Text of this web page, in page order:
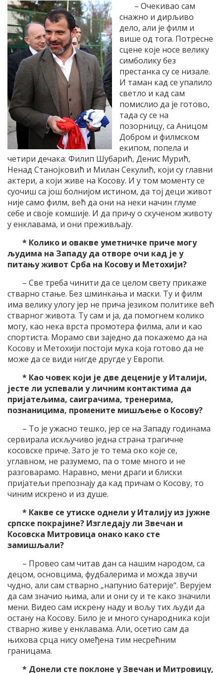
– Очекивао сам
снажно и дирљиво
дело, али је филм и
више од тога. Потресне
сцене које носе велику
симболику без
престанка су се низале.
И таман кад се упалило
светло и кад сам
помислио да је готово,
тада су се на
позорницу, са Аницом
Добром и филмском
екипом, попела и
четири дечака: Филип Шубарић, Денис Мурић,
Ненад Станојковић и Милан Секулић, који су главни
актери, а који живе на Косову. И у том моменту се
суочиш са још болнијом истином, да тој деци живот
није само филм, већ да они на неки начин глуме
себе и своје комшије. И да причу о скученом животу
у енклавама, и они преживљају.
* Колико и овакве уметничке приче могу
људима на Западу да отворе очи кад је у
питању живот Срба на Косову и Метохији?
– Све треба чинити да се целом свету прикаже
стварно стање. Без шминкања и маски. Ту и филм
има велику улогу јер не прича језиком политике већ
стварног живота. Ту сам и ја, да помогнем колико
могу, као нека врста промотера филма, али и као
спортиста. Морамо сви заједно да покажемо да на
Косову и Метохији постоји мука која готово да не
може да се види нигде другде у Европи.
* Као човек који је две деценије у Италији,
јесте ли успевали у личним контактима да
пријатељима, саиграчима, тренерима,
познаницима, промените мишљење о Косову?
– То је ужасно тешко, јер се на Западу годинама
сервирала искључиво једна страна трагичне
косовске приче. Зато је то тема око које се,
углавном, не разумемо, па о томе много и не
разговарамо. Наравно, мени драги и блиски
пријатељи препознају да кад причам о Косову, то
чиним искрено и из душе.
* Какве се утиске однели у Италију из јужне
српске покрајине? Изгледају ли Звечан и
Косовска Митровица онако како сте
замишљали?
– Провео сам читав дан са нашим народом, са
децом, основцима, фудбалерима и можда звучи
чудно, али сам стварно „напунио батерије“. Верујем
да сам значио њима, али и они су и те како значили
мени. Видео сам искрену наду и вољу тих људи да
остану на Косову. Било је и много сународника који
стварно живе у енклавама. Али, осетио сам да
њихова срца нису омеђена тим несрећним
границама.
* Донели сте поклоне у Звечан и Митровицу,